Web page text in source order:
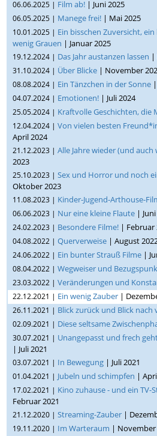
06.06.2025 | Film ab! | Juni 2025
06.05.2025 | Manege frei! | Mai 2025
10.01.2025 | Ein bisschen Zuversicht,
wenig Grauen | Januar 2025
19.12.2024 | Das Jahr austanzen lassen |
31.10.2024 | Über Blicke | November
08.08.2024 | Ein Tänzchen in der Sonne
04.07.2024 | Emotionen! | Juli 2024
25.05.2024 | Kraftvolle Geschichten, die
12.04.2024 |Von vielen besten
April 2024
21.12.2023 |Alle Jahre wieder (und
2023
25.10.2023 |Sex und Horror und noch
Oktober 2023
11.08.2023 | Kinder-Jugend-Arthouse-
06.06.2023 | Nur eine kleine Flaute |
24.02.2023 | Besondere Filme! | Februar
04.08.2022 |Querverweise | August
24.06.2022 | Ein bunter Strauß Filme |
08.04.2022 |Wegweiser und
23.03.2022 |Veränderungen und
22.12.2021 | Ein wenig Zauber |
26.11.2021 | Blick zurück und Blick nach
02.09.2021 | Diese seltsame
30.07.2021 | Unangepasst und frech
| Juli 2021
03.07.2021 | In Bewegung | Juli 2021
01.04.2021 | Jubeln und schimpfen |
17.02.2021 | Kino zuhause - und ein TV-
Februar 2021
21.12.2020 |Streaming-Zauber |
19.11.2020 | Im Warteraum | November